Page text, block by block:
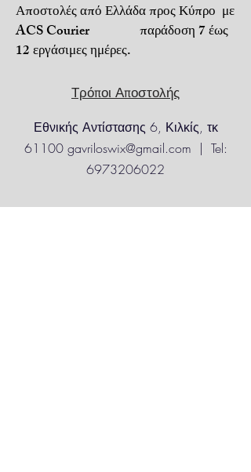
Πληρωμή με αντικαταβολή ή
PayPal ή κατάθεση σε
τραπεζικό λογαριασμό.
Για απομακρυσμένες
δυσπρόσιτες περιοχές,
ισχύουν προσαυξημένα έξοδα
αποστολής.
Αποστολές από Ελλάδα προς Κύπρο με
ACS Courier παράδοση 7 έως
12 εργάσιμες ημέρες.
Τρόποι Αποστολής
Εθνικής Αντίστασης 6, Κιλκίς, τκ
61100 gavriloswix@gmail.com | Tel:
6973206022
Επιστροφές